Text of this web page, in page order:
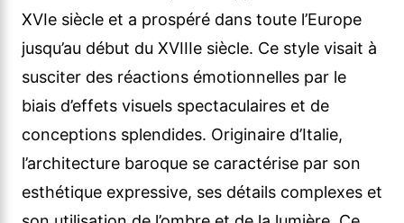
XVIe siècle et a prospéré dans toute l’Europe
jusqu’au début du XVIIIe siècle. Ce style visait à
susciter des réactions émotionnelles par le
biais d’effets visuels spectaculaires et de
conceptions splendides. Originaire d’Italie,
l’architecture baroque se caractérise par son
esthétique expressive, ses détails complexes et